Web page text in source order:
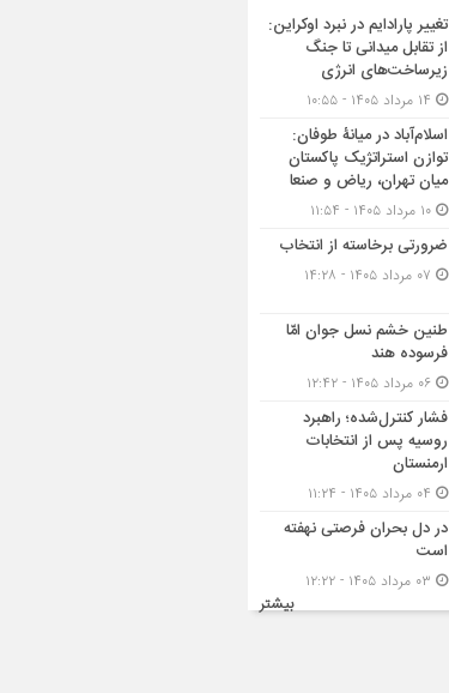
تغییر پارادایم در نبرد اوکراین:
از تقابل میدانی تا جنگ
زیرساخت‌های انرژی
اسلام‌آباد در میانۀ طوفان:
توازن استراتژیک پاکستان
میان تهران، ریاض و صنعا
ضرورتی برخاسته از انتخاب
طنین خشم نسل جوان امّا
فرسوده هند
فشار کنترل‌شده؛ راهبرد
روسیه پس از انتخابات
ارمنستان
در دل بحران فرصتی نهفته
است
بیشتر